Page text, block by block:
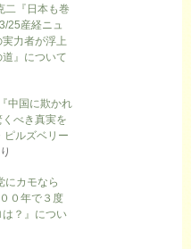
『日本も巻
25産経ニュ
力者が浮上
』について
中国に欺かれ
べき真実を
ルズベリー
カモなら
０年で３度
？』につい